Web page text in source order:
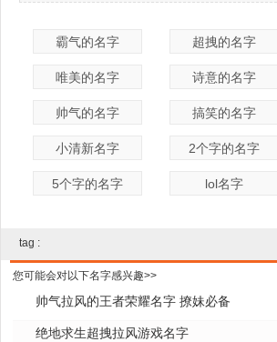
霸气的名字 超拽的名字
唯美的名字 诗意的名字
帅气的名字 搞笑的名字
小清新名字 2个字的名字
5个字的名字 lol名字
tag :
您可能会对以下名字感兴趣>>
帅气拉风的王者荣耀名字 撩妹必备
绝地求生超拽拉风游戏名字